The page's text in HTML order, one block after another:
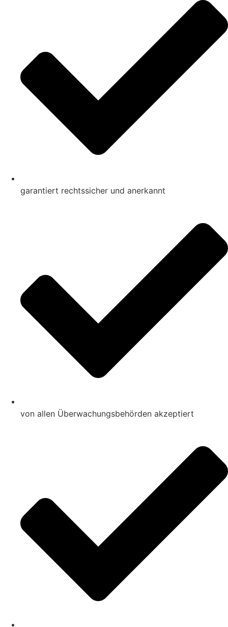
garantiert rechtssicher und anerkannt
von allen Überwachungsbehörden akzeptiert